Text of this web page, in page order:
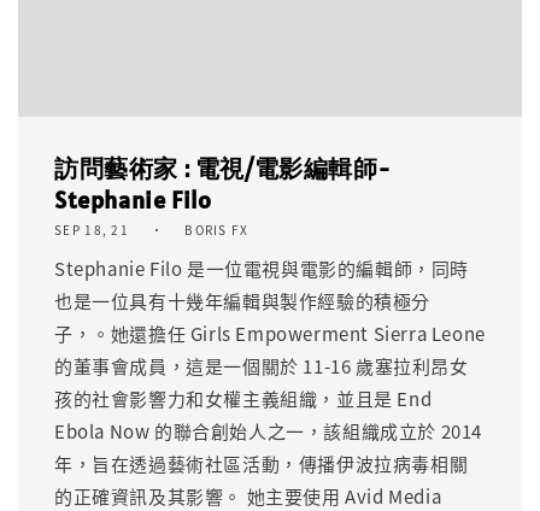
訪問藝術家 : 電視/電影編輯師-
Stephanie Filo
SEP 18, 21 BORIS FX
Stephanie Filo 是一位電視與電影的編輯師，同時
也是一位具有十幾年編輯與製作經驗的積極分
子，。她還擔任 Girls Empowerment Sierra Leone
的董事會成員，這是一個關於 11-16 歲塞拉利昂女
孩的社會影響力和女權主義組織，並且是 End
Ebola Now 的聯合創始人之一，該組織成立於 2014
年，旨在透過藝術社區活動，傳播伊波拉病毒相關
的正確資訊及其影響。 她主要使用 Avid Media